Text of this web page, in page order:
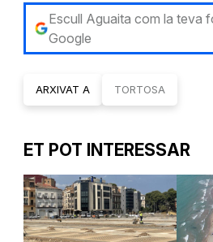
Escull Aguaita com la teva
Google
ARXIVAT A TORTOSA
ET POT INTERESSAR